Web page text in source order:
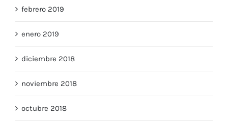
febrero 2019
enero 2019
diciembre 2018
noviembre 2018
octubre 2018